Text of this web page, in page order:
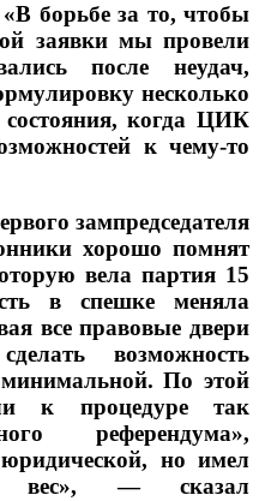
борьбе за то, чтобы
заявки мы провели
после неудач,
несколько
состояния, когда ЦИК
к чему-то
зампредседателя
хорошо помнят
вела партия 15
в спешке меняла
все правовые двери
возможность
По этой
к процедуре так
референдума»,
но имел
вес», — сказал